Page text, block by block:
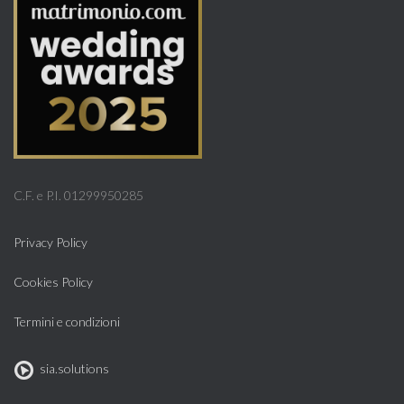
C.F. e P.I. 01299950285
Privacy Policy
Cookies Policy
Termini e condizioni
sia.solutions